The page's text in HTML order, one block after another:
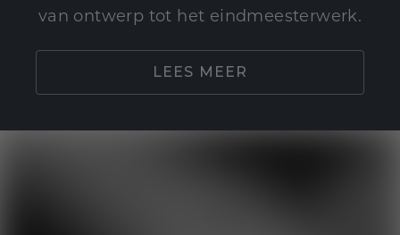
van ontwerp tot het eindmeesterwerk.
LEES MEER